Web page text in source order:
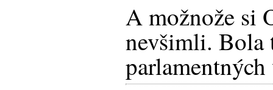
A možnože si
nevšimli. Bola